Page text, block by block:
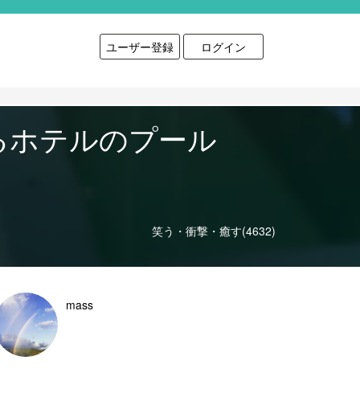
ユーザー登録 ログイン
テルのプール
笑う・衝撃・癒す(4632)
mass